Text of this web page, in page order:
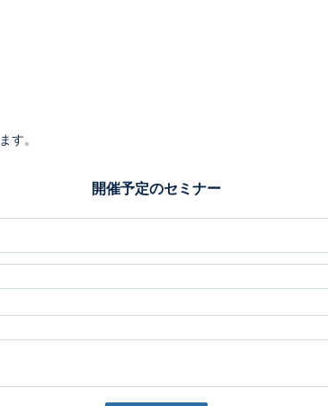
す。
開催予定のセミナー